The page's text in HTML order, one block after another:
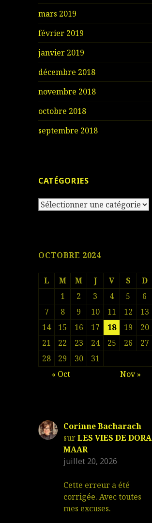
mars 2019
février 2019
janvier 2019
décembre 2018
novembre 2018
octobre 2018
septembre 2018
CATÉGORIES
Catégories
OCTOBRE 2024
L M M J V S
D
1
2 3 4 5
6
7
8 9 10 11 12
13
14
15 16 17 18 19
20
21
22 23 24 25 26
27
28
29 30
31
« Oct
Nov »
Corinne Bacharach
surLES VIES DE DORA
MAAR
juillet 20, 2026
Cette erreur a été
corrigée. Avec toutes
mes excuses.